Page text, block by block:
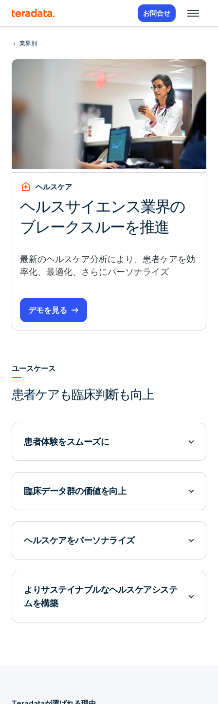
お問合せ
業界別
home_health ヘルスケア
ヘルスサイエンス業界の
ブレークスルーを推進
最新のヘルスケア分析により、患者ケアを効
率化、最適化、さらにパーソナライズ
デモを見る
ユースケース
患者ケアも臨床判断も向上
患者体験をスムーズに
臨床データ群の価値を向上
ヘルスケアをパーソナライズ
よりサステイナブルなヘルスケアシステ
ムを構築